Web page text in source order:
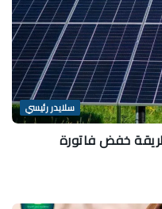
سلايدر رئيسي
خفض فاتورة